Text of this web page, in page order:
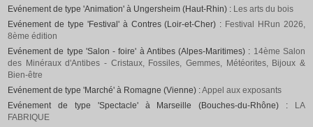
Evénement de type 'Animation' à Ungersheim (Haut-Rhin) : Les arts du bois
Evénement de type 'Festival' à Contres (Loir-et-Cher) : Festival HRun 2026,
8ème édition
Evénement de type 'Salon - foire' à Antibes (Alpes-Maritimes) : 14ème Salon
des Minéraux d'Antibes - Cristaux, Fossiles, Gemmes, Météorites, Bijoux &
Bien-être
Evénement de type 'Marché' à Romagne (Vienne) :Appel aux exposants
Evénement de type 'Spectacle' à Marseille (Bouches-du-Rhône) :
LA
FABRIQUE